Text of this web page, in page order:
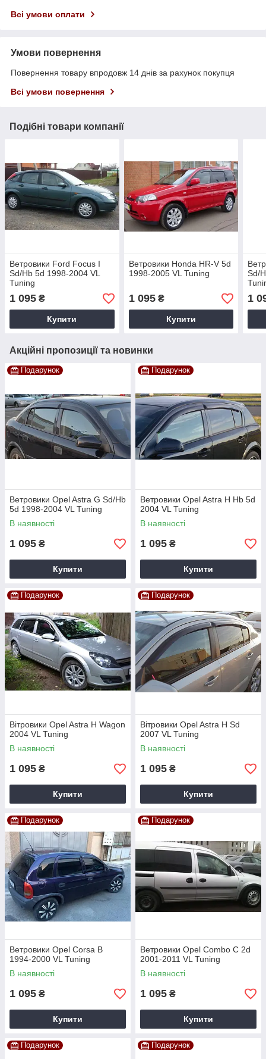
Всі умови оплати
Умови повернення
Повернення товару впродовж 14 днів за рахунок покупця
Всі умови повернення
Подібні товари компанії
Ветровики Ford Focus I
Sd/Hb 5d 1998-2004 VL
Tuning
1 095 ₴
Купити
Ветровики Honda HR-V 5d
1998-2005 VL Tuning
1 095₴
Купити
Sd/
1
Акційні пропозиції та новинки
Подарунок
Ветровики Opel Astra G Sd/Hb
5d 1998-2004 VL Tuning
В наявності
1 095 ₴
Купити
Подарунок
Ветровики Opel Astra H Hb 5d
2004 VL Tuning
В наявності
1 095 ₴
Купити
Подарунок
Вітровики Opel Astra H Wagon
2004 VL Tuning
В наявності
1 095 ₴
Купити
Подарунок
Вітровики Opel Astra H Sd
2007 VL Tuning
В наявності
1 095 ₴
Купити
Подарунок
Ветровики Opel Corsa B
1994-2000 VL Tuning
В наявності
1 095 ₴
Купити
Подарунок
Ветровики Opel Combo C 2d
2001-2011 VL Tuning
В наявності
1 095 ₴
Купити
Подарунок Подарунок